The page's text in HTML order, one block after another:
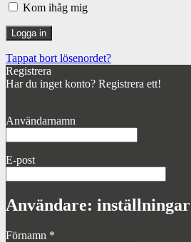
Kom ihåg mig
Tappat bort lösenordet?
Registrera
Har du inget konto? Registrera ett!
Användarnamn
E-post
Användare: inställningar
Förnamn *